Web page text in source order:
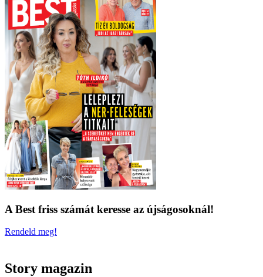
A Best friss számát keresse az újságosoknál!
Rendeld meg!
Story magazin